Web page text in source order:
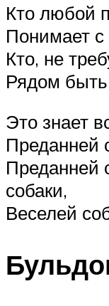
Кто любой
Понимает с
Кто, не
Рядом
Это знает
Преданней
Преданней
собаки,
Веселей